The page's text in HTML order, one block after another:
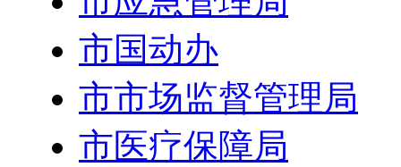
市国动办
市市场监督管理局
市医疗保障局